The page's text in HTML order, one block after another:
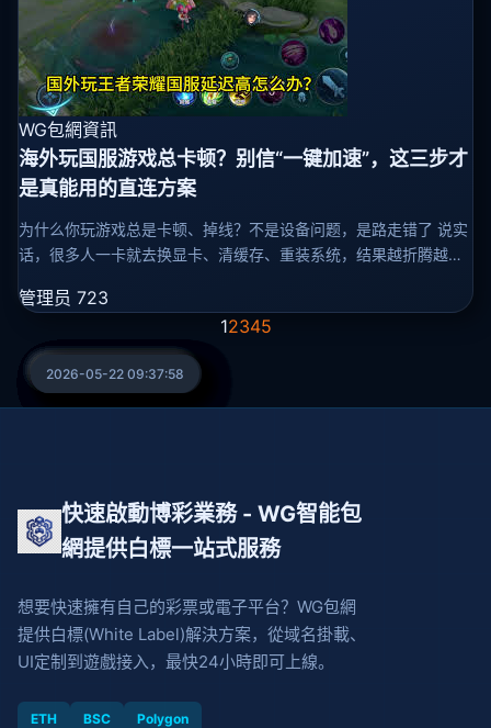
2026-06-30 09:26:31
2026-06-29 09:16:10
2026-06-25 09:24:25
2026-06-24 09:37:10
2026-06-22 09:27:06
2026-06-18 09:28:46
2026-06-15 09:28:32
2026-06-12 09:29:45
2026-06-05 09:27:24
2026-05-30 09:49:14
2026-05-29 10:16:58
2026-05-22 09:37:58
WG包網資訊
海外玩国服游戏总卡顿？别信“一键加速”，这三步才
是真能用的直连方案
为什么你玩游戏总是卡顿、掉线？不是设备问题，是路走错了 说实
话，很多人一卡就去换显卡、清缓存、重装系统，结果越折腾越
务器在国内，
管理员 723
12345
快速啟動博彩業務 - WG智能包
網提供白標一站式服務
想要快速擁有自己的彩票或電子平台？WG包網
提供白標(White Label)解決方案，從域名掛載、
UI定制到遊戲接入，最快24小時即可上線。
ETH BSC Polygon